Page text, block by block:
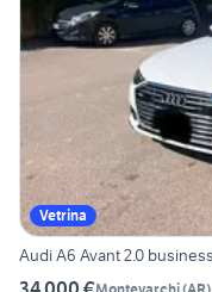
Vetrina
Audi A6 Avant 2.0